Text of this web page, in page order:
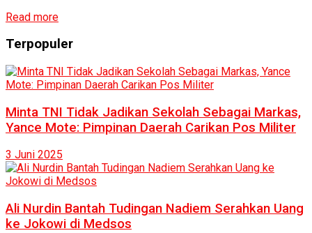
Read more
Terpopuler
Minta TNI Tidak Jadikan Sekolah Sebagai Markas,
Yance Mote: Pimpinan Daerah Carikan Pos Militer
3 Juni 2025
Ali Nurdin Bantah Tudingan Nadiem Serahkan Uang
ke Jokowi di Medsos